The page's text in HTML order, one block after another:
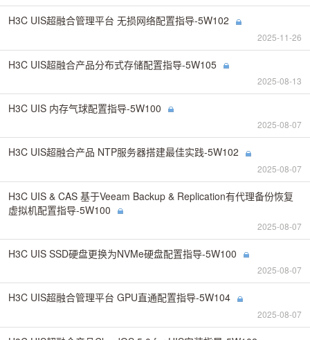
H3C UIS超融合管理平台 无损网络配置指导-5W102
2025-11-26
H3C UIS超融合产品分布式存储配置指导-5W105
2025-08-13
H3C UIS 内存气球配置指导-5W100
2025-08-07
H3C UIS超融合产品 NTP服务器搭建最佳实践-5W102
2025-08-07
H3C UIS & CAS 基于Veeam Backup & Replication有代理备份恢复
虚拟机配置指导-5W100
2025-08-07
H3C UIS SSD硬盘更换为NVMe硬盘配置指导-5W100
2025-08-07
H3C UIS超融合管理平台 GPU直通配置指导-5W104
2025-08-07